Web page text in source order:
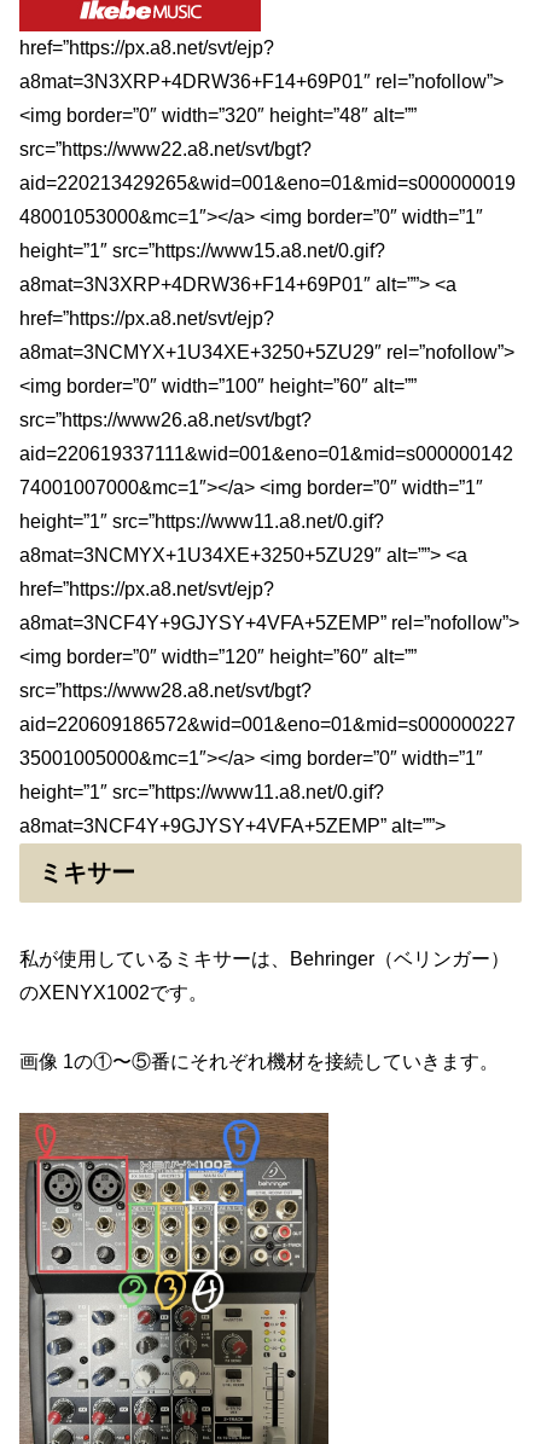
href=”https://px.a8.net/svt/ejp?
a8mat=3N3XRP+4DRW36+F14+69P01″ rel=”nofollow”>
<img border=”0″ width=”320″ height=”48″ alt=””
src=”https://www22.a8.net/svt/bgt?
aid=220213429265&wid=001&eno=01&mid=s000000019
48001053000&mc=1″></a> <img border=”0″ width=”1″
height=”1″ src=”https://www15.a8.net/0.gif?
a8mat=3N3XRP+4DRW36+F14+69P01″ alt=””> <a
href=”https://px.a8.net/svt/ejp?
a8mat=3NCMYX+1U34XE+3250+5ZU29″ rel=”nofollow”>
<img border=”0″ width=”100″ height=”60″ alt=””
src=”https://www26.a8.net/svt/bgt?
aid=220619337111&wid=001&eno=01&mid=s000000142
74001007000&mc=1″></a> <img border=”0″ width=”1″
height=”1″ src=”https://www11.a8.net/0.gif?
a8mat=3NCMYX+1U34XE+3250+5ZU29″ alt=””> <a
href=”https://px.a8.net/svt/ejp?
a8mat=3NCF4Y+9GJYSY+4VFA+5ZEMP” rel=”nofollow”>
<img border=”0″ width=”120″ height=”60″ alt=””
src=”https://www28.a8.net/svt/bgt?
aid=220609186572&wid=001&eno=01&mid=s000000227
35001005000&mc=1″></a> <img border=”0″ width=”1″
height=”1″ src=”https://www11.a8.net/0.gif?
a8mat=3NCF4Y+9GJYSY+4VFA+5ZEMP” alt=””>
ミキサー
私が使用しているミキサーは、Behringer（ベリンガー）
のXENYX1002です。
画像 1の①〜⑤番にそれぞれ機材を接続していきます。